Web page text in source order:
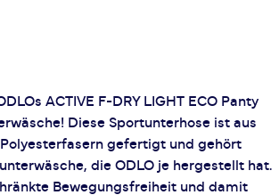
ACTIVE F-DRY LIGHT ECO Panty
Diese Sportunterhose ist aus
gefertigt und gehört
die ODLO je hergestellt hat.
Bewegungsfreiheit und damit